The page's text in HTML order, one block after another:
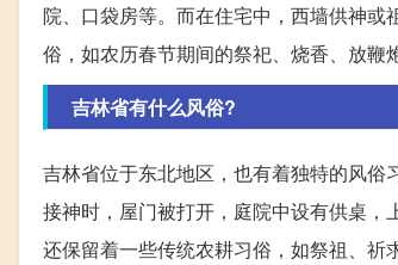
院、口袋房等。而在住宅中，西墙供神
俗，如农历春节期间的祭祀、烧香、放鞭
吉林省有什么风俗?
吉林省位于东北地区，也有着独特的风俗
接神时，屋门被打开，庭院中设有供桌
还保留着一些传统农耕习俗，如祭祖、祈